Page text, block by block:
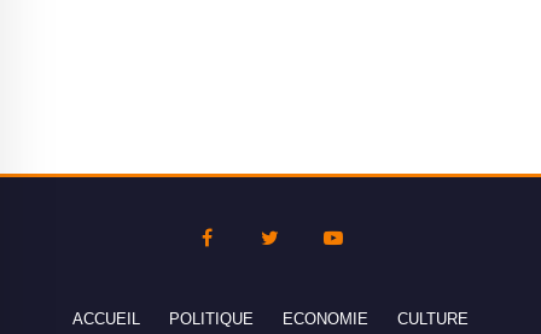
ACCUEIL POLITIQUE ECONOMIE CULTURE